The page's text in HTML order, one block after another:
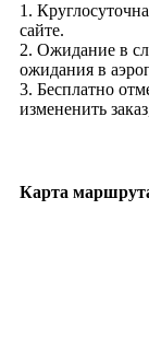
1.
сайте.
2. Ожидание в
ожидания в
3. Бесплатно
измененить
Карта